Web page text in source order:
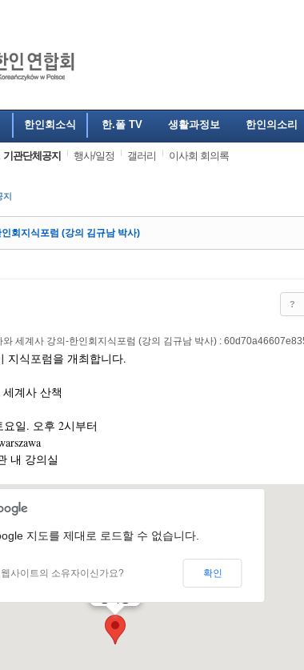
한인회소식 한.폴 TV 생활과정보 한인의소리
기관단체공지 행사/일정 갤러리 이사회 회의록
지
회지식포럼 (강의 김규남 박사)
?
지식포럼을 개최합니다.
계사 산책
요일. 오후 2시부터
강의실
지도를 제대로 로드할 수 없습니다.
사이트의 소유자이신가요? 확인